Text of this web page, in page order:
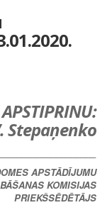
APSTIPRINU:
Stepaņenko
APSTĀDĪJUMU
KOMISIJAS
PRIEKŠSĒDĒTĀJS